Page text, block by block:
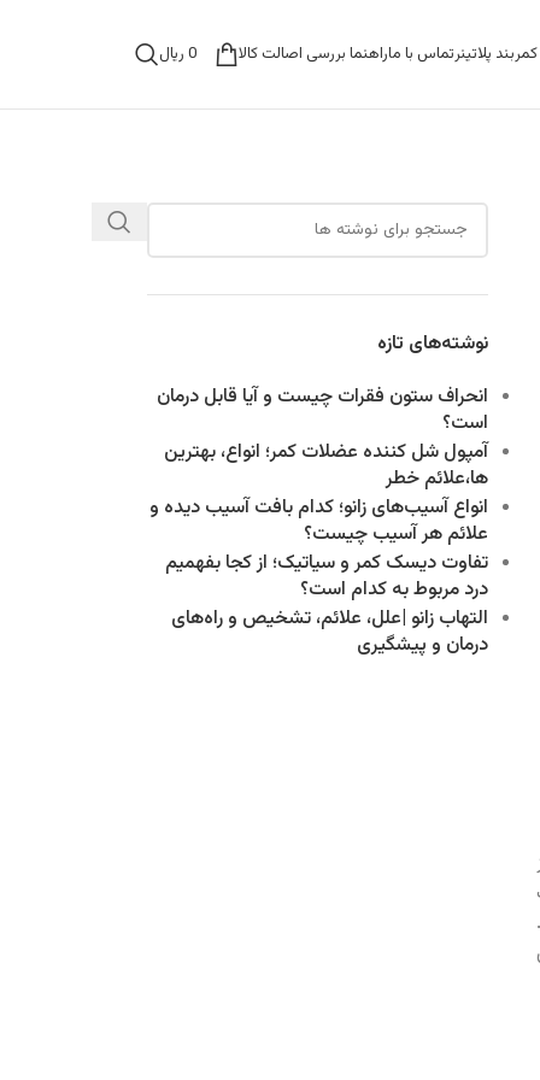
پلاتینرتماس با ماراهنما بررسی اصالت کالا 0 ریال
نوشته‌های تازه
انحراف ستون فقرات چیست و آیا قابل درمان
است؟
آمپول شل کننده عضلات کمر؛ انواع، بهترین
ها،علائم خطر
انواع آسیب‌های زانو؛ کدام بافت آسیب دیده و
علائم هر آسیب چیست؟
تفاوت دیسک کمر و سیاتیک؛ از کجا بفهمیم
درد مربوط به کدام است؟
التهاب زانو |علل، علائم، تشخیص و راه‌های
درمان و پیشگیری